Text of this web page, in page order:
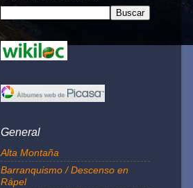
General
Alta Montaña
Barranquismo / Descenso en
Rápel